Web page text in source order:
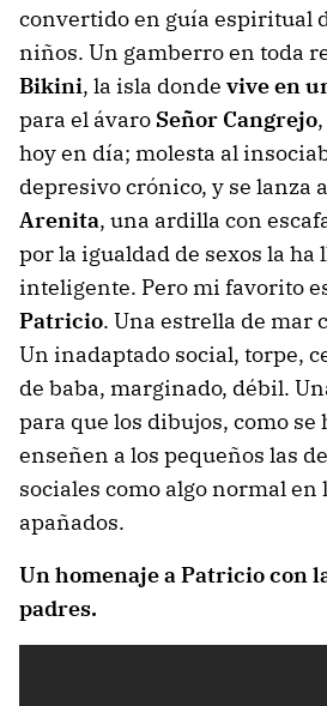
convertido en guía espiritual
niños. Un gamberro en toda
Bikini, la isla donde vive en
para el ávaro Señor Cangrejo
hoy en día; molesta al
depresivo crónico, y se lanza
Arenita, una ardilla con
por la igualdad de sexos la ha
inteligente. Pero mi favorito
Patricio. Una estrella de mar
Un inadaptado social, torpe,
de baba, marginado, débil.
para que los dibujos, como se
enseñen a los pequeños las
sociales como algo normal en
apañados.
Un homenaje a Patricio con
padres.